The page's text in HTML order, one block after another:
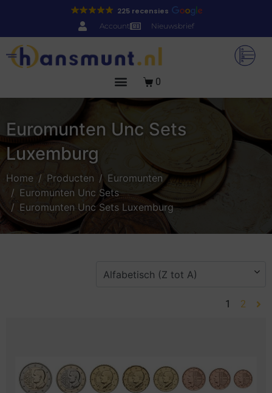
225 recensies
Account Nieuwsbrief
0
Euromunten Unc Sets
Luxemburg
Home Producten
Euromunten
Euromunten Unc Sets
Euromunten Unc Sets Luxemburg
1 2